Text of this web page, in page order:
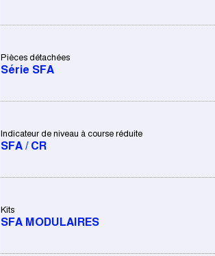
Pièces détachées
Série SFA
Indicateur de niveau à course réduite
SFA / CR
Kits
SFA MODULAIRES